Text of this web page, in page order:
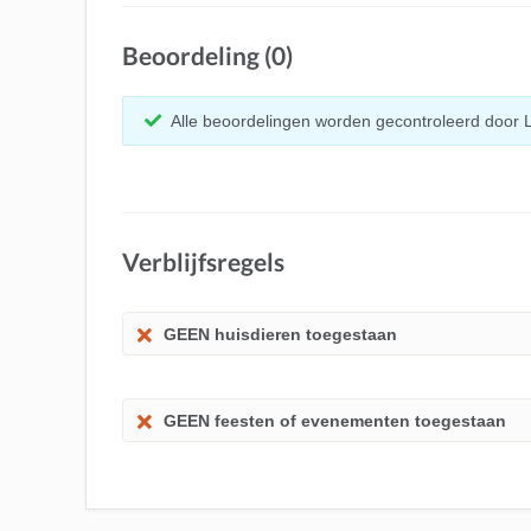
Beoordeling (0)
Alle beoordelingen worden gecontroleerd door
Verblijfsregels
GEEN huisdieren toegestaan
GEEN feesten of evenementen toegestaan